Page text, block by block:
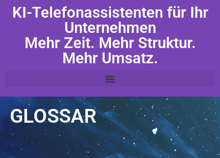
KI-Telefonassistenten für Ihr
Unternehmen
Mehr Zeit. Mehr Struktur.
Mehr Umsatz.
GLOSSAR